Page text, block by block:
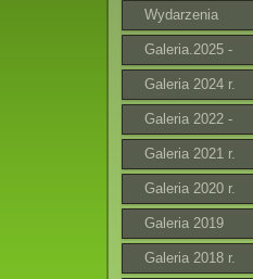
Wydarzenia
Galeria.2025 -
2026
Galeria 2024 r.
Galeria 2022 -
2023 r.
Galeria 2021 r.
Galeria 2020 r.
Galeria 2019
Galeria 2018 r.